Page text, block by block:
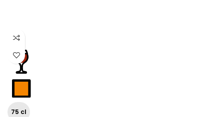
Esaurito
75 cl